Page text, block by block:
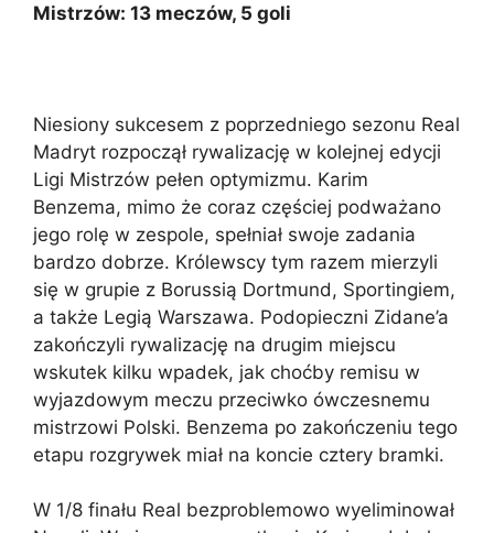
Mistrzów: 13 meczów, 5 goli
Niesiony sukcesem z poprzedniego sezonu Real
Madryt rozpoczął rywalizację w kolejnej edycji
Ligi Mistrzów pełen optymizmu. Karim
Benzema, mimo że coraz częściej podważano
jego rolę w zespole, spełniał swoje zadania
bardzo dobrze. Królewscy tym razem mierzyli
się w grupie z Borussią Dortmund, Sportingiem,
a także Legią Warszawa. Podopieczni Zidane’a
zakończyli rywalizację na drugim miejscu
wskutek kilku wpadek, jak choćby remisu w
wyjazdowym meczu przeciwko ówczesnemu
mistrzowi Polski. Benzema po zakończeniu tego
etapu rozgrywek miał na koncie cztery bramki.
W 1/8 finału Real bezproblemowo wyeliminował